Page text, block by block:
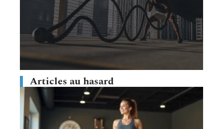
Articles au hasard